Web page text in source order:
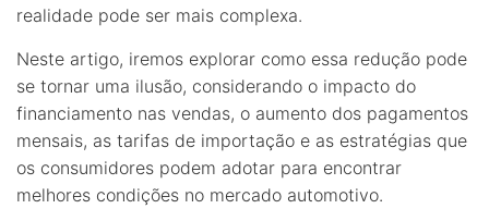
realidade pode ser mais complexa.
Neste artigo, iremos explorar como essa redução pode
se tornar uma ilusão, considerando o impacto do
financiamento nas vendas, o aumento dos pagamentos
mensais, as tarifas de importação e as estratégias que
os consumidores podem adotar para encontrar
melhores condições no mercado automotivo.